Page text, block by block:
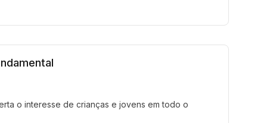
o interesse de crianças e jovens em todo o